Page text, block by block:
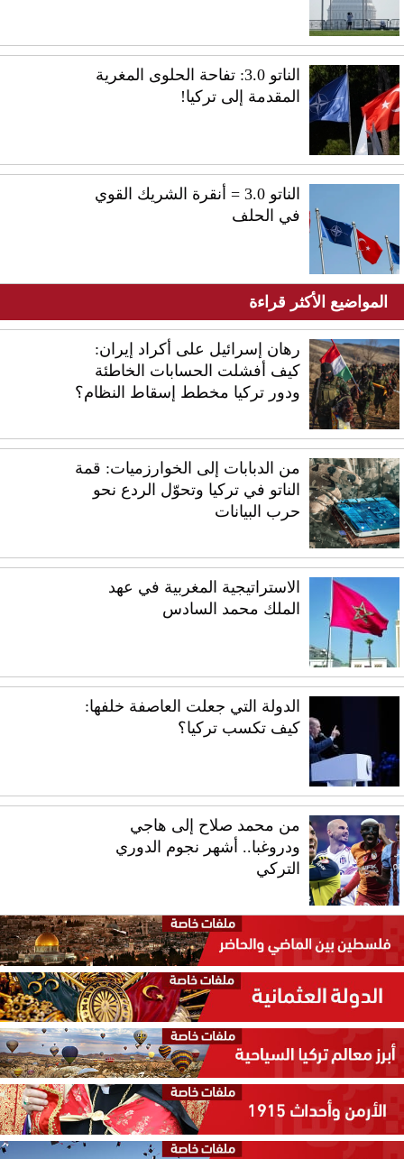
الناتو 3.0: تفاحة الحلوى المغرية
المقدمة إلى تركيا!
الناتو 3.0 = أنقرة الشريك القوي
في الحلف
المواضيع الأكثر قراءة
رهان إسرائيل على أكراد إيران:
كيف أفشلت الحسابات الخاطئة
ودور تركيا مخطط إسقاط النظام؟
من الدبابات إلى الخوارزميات: قمة
الناتو في تركيا وتحوّل الردع نحو
حرب البيانات
الاستراتيجية المغربية في عهد
الملك محمد السادس
الدولة التي جعلت العاصفة خلفها:
كيف تكسب تركيا؟
من محمد صلاح إلى هاجي
ودروغبا.. أشهر نجوم الدوري
التركي